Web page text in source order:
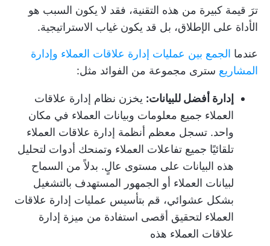
ترَ قيمة كبيرة من هذه التقنية، فقد لا يكون السبب هو
الأداة على الإطلاق، بل قد يكون غياب الاستراتيجية.
عندما الجمع بين عمليات إدارة علاقات العملاء وإدارة
المشاريع سترى مجموعة من الفوائد مثل:
إدارة أفضل للبيانات: يخزن نظام إدارة علاقات
العملاء جميع معلومات وبيانات العملاء في مكان
واحد. تسجل معظم أنظمة إدارة علاقات العملاء
تلقائيًا جميع تفاعلات العملاء وتمنحك أدوات لتحليل
هذه البيانات على مستوى عالٍ. بدلاً من السماح
لبيانات العملاء أو الجمهور المستهدف بالتشغيل
بشكل عشوائي، قم بتأسيس عمليات إدارة علاقات
العملاء لتحقيق أقصى استفادة من ميزة إدارة
علاقات العملاء هذه